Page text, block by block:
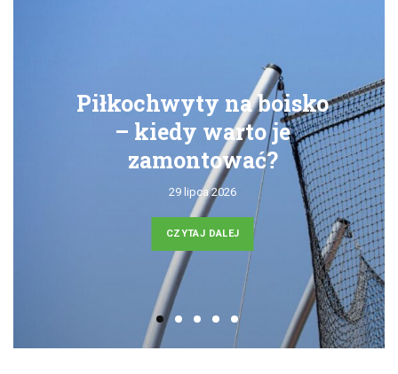
na boisko
– kiedy warto je
zamontować?